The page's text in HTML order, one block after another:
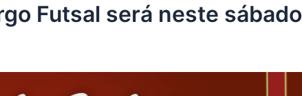
Futsal será neste sábado